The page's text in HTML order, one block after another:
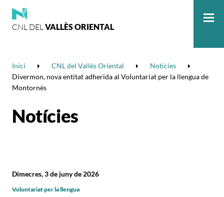
CNL DELVALLÈS ORIENTAL
Inici CNL del Vallès Oriental
Notícies
Divermon, nova entitat adherida al Voluntariat per la llengua de
Montornès
Notícies
Dimecres, 3 de juny de 2026
Voluntariat per la llengua